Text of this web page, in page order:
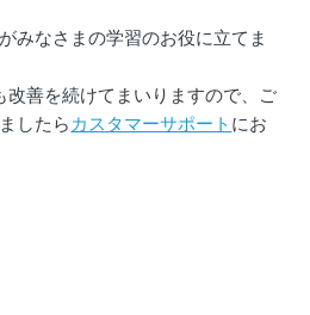
みなさまの学習のお役に立てま
改善を続けてまいりますので、ご
したら カスタマーサポート にお